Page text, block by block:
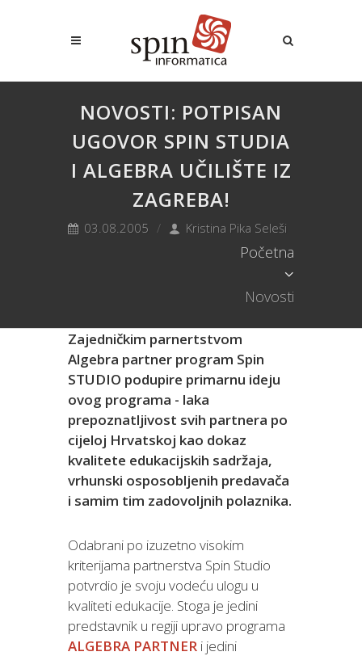
NOVOSTI: POTPISAN
UGOVOR SPIN STUDIA
I ALGEBRA UČILIŠTE IZ
ZAGREBA!
03.08.2005 Kristina Pika Seleši
Početna
Novosti
Zajedničkim parnertstvom
Algebra partner program Spin
STUDIO podupire primarnu ideju
ovog programa - laka
prepoznatljivost svih partnera po
cijeloj Hrvatskoj kao dokaz
kvalitete edukacijskih sadržaja,
vrhunski osposobljenih predavača
i samim tim zadovoljnih polaznika.
Odabrani po izuzetno visokim
kriterijama partnerstva Spin Studio
potvrdio je svoju vodeću ulogu u
kvaliteti edukacije. Stoga je jedini
predstavnik u regiji upravo programa
ALGEBRA PARTNER i jedini